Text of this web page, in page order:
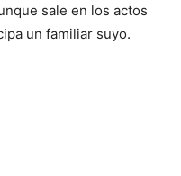
sale en los actos
un familiar suyo.